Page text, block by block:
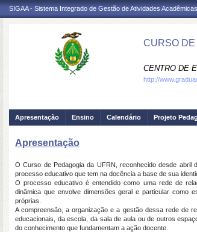
SIGAA - Sistema Integrado de Gestão de Atividades Acadêmicas
CURSO DE
CENTRO DE
http://
Apresentação Ensino Calendário Projeto
Apresentação
O Curso de Pedagogia da UFRN, reconhecido desde
processo educativo que tem na docência a base de sua
O processo educativo é entendido como uma rede de
dinâmica que envolve dimensões geral e particular como
próprias.
A compreensão, a organização e a gestão dessa rede de
educacionais, da escola, da sala de aula ou de outros
do conhecimento que fundamentam a ação docente.